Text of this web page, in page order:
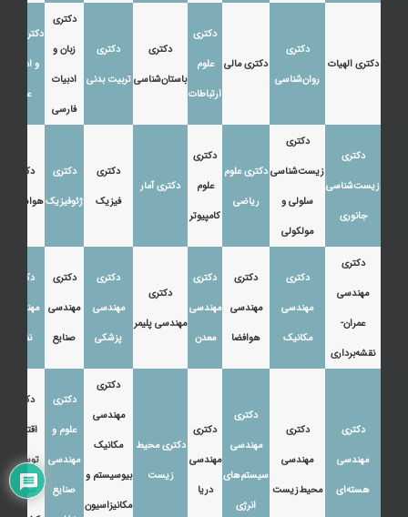
دکتری الهیات
دکتری
روان‌شناسی
دکتری مالی
دکتری
علوم
ارتباطات
دکتری
باستان‌شناسی
دکتری
تربیت بدنی
دکتری
زبان و
ادبیات
فارسی
دکتری زبان
و ادبیات
عرب
دکتری
زیست‌شناسی
جانوری
دکتری
زیست‌شناسی
سلولی و
مولکولی
دکتری علوم
ریاضی
دکتری
علوم
کامپیوتر
دکتری آمار
دکتری
فیزیک
دکتری
ژئوفیزیک
دکتری
هواشناسی
دکتری
مهندسی
عمران-
نقشه‌برداری
دکتری
مهندسی
مکانیک
دکتری
مهندسی
هوافضا
دکتری
مهندسی
معدن
دکتری
مهندسی پلیمر
دکتری
مهندسی
پزشکی
دکتری
مهندسی
صنایع
دکتری
مهندسی
نفت
دکتری
مهندسی
هسته‌ای
دکتری
مهندسی
محیط‌زیست
دکتری
مهندسی
سیستم‌های
انرژی
دکتری
مهندسی
دریا
دکتری محیط
زیست
دکتری
مهندسی
مکانیک
بیوسیستم و
مکانیزاسیون
دکتری
علوم و
مهندسی
صنایع
دکتری
اقتصاد،
توسعه و
آموزش